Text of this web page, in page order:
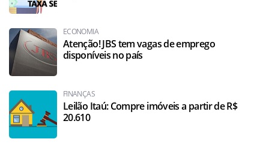
ECONOMIA
Atenção! JBS tem vagas de emprego
disponíveis no país
FINANÇAS
Leilão Itaú: Compre imóveis a partir de R$
20.610